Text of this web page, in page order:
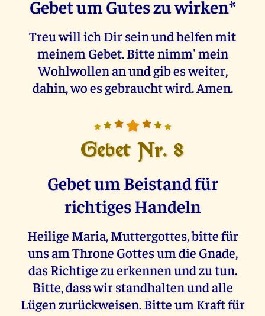
Gebet um Gutes zu wirken*
Treu will ich Dir sein und helfen mit
meinem Gebet. Bitte nimm' mein
Wohlwollen an und gib es weiter,
dahin, wo es gebraucht wird. Amen.
Gebet Nr. 8
Gebet um Beistand für
richtiges Handeln
Heilige Maria, Muttergottes, bitte für
uns am Throne Gottes um die Gnade,
das Richtige zu erkennen und zu tun.
Bitte, dass wir standhalten und alle
Lügen zurückweisen. Bitte um Kraft für